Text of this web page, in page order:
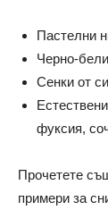
Пастелни
Черно-
Сенки от
фуксия,
Прочетете
примери за